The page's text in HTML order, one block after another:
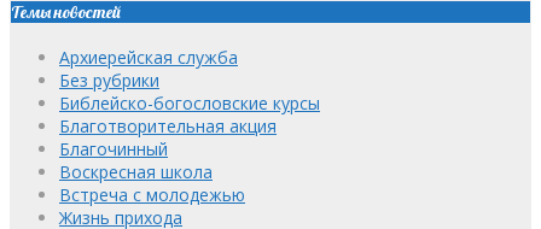
Темы новостей
Архиерейская служба
Без рубрики
Библейско-богословские курсы
Благотворительная акция
Благочинный
Воскресная школа
Встреча с молодежью
Жизнь прихода